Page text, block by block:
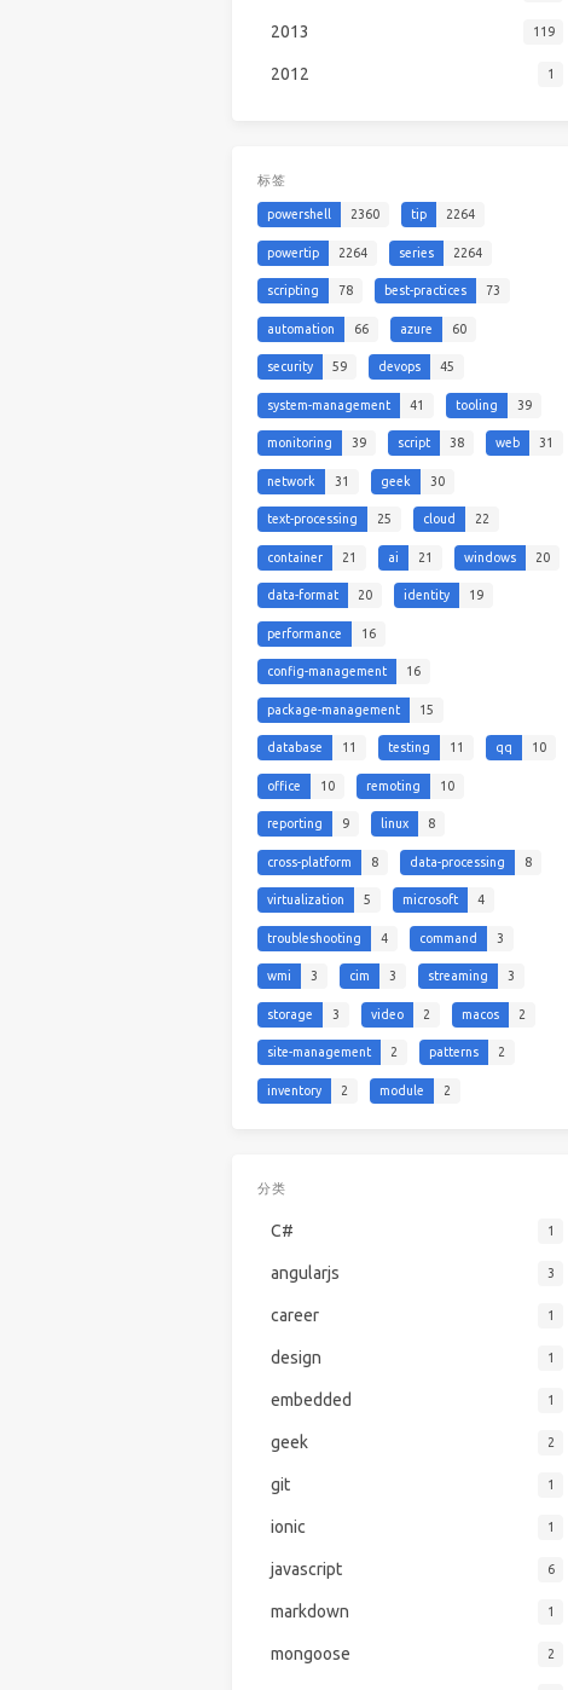
2013 119
2012 1
标签
powershell 2360 tip 2264
powertip 2264 series 2264
scripting 78 best-practices 73
automation 66 azure 60
security 59 devops 45
system-management 41 tooling 39
monitoring 39 script 38 web 31
network 31 geek 30
text-processing 25 cloud 22
container 21 ai 21 windows 20
data-format 20 identity 19
performance 16
config-management 16
package-management 15
database 11 testing 11 qq 10
office 10 remoting 10
reporting 9 linux 8
cross-platform 8 data-processing 8
virtualization 5 microsoft 4
troubleshooting 4 command 3
wmi 3 cim 3 streaming 3
storage 3 video 2 macos 2
site-management 2 patterns 2
inventory 2 module 2
分类
C# 1
angularjs 3
career 1
design 1
embedded 1
geek 2
git 1
ionic 1
javascript 6
markdown 1
mongoose 2